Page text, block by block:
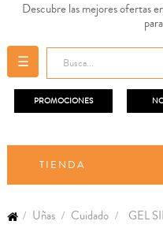
Descubre las mejores ofertas
Navegación
de
palanca
☰
PROMOCIONES
TIENDA
Uñas Cuidado GEL